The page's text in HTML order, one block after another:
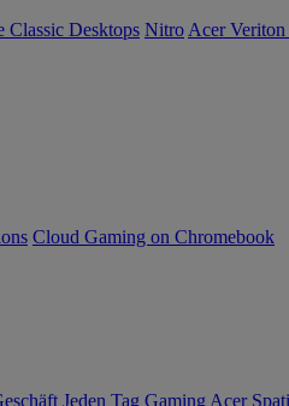
Classic Desktops Nitro Acer Veriton
Cloud Gaming on Chromebook
Jeden Tag Gaming Acer